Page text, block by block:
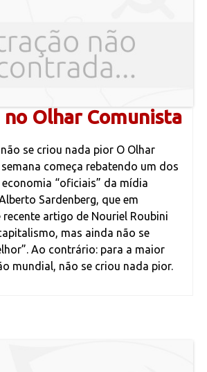
no Olhar Comunista
se criou nada pior O Olhar
começa rebatendo um dos
“oficiais” da mídia
Sardenberg, que em
artigo de Nouriel Roubini
mas ainda não se
Ao contrário: para a maior
mundial, não se criou nada pior.